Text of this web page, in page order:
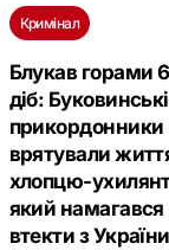
Кримінал
Блукав горами 6
діб: Буковинські
прикордонники
врятували
хлопцю-
який намагався
втекти з